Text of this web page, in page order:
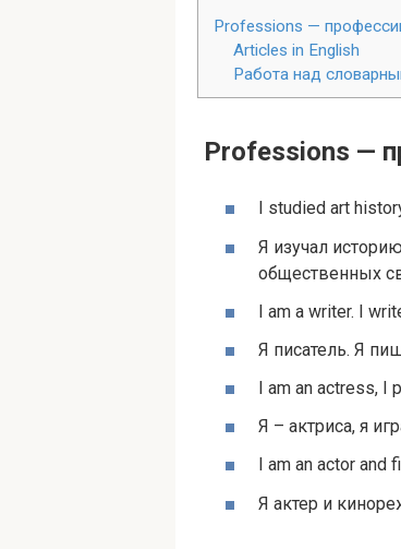
Pro­fes­sions —
Arti­cles in English
Работа над
Professions —
I stud­ied art
Я изучал
общественных
I am a writer. I
Я писатель. Я
I am an actress, I
Я – актриса, я
I am an actor and
Я актер и